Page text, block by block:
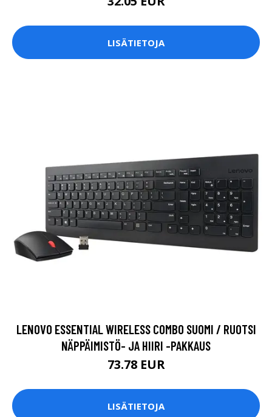
LISÄTIETOJA
LENOVO ESSENTIAL WIRELESS COMBO SUOMI / RUOTSI
NÄPPÄIMISTÖ- JA HIIRI -PAKKAUS
73.78 EUR
LISÄTIETOJA